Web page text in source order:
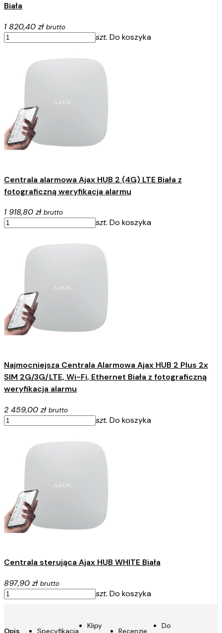
Biała
1 820,40 zł brutto
szt. Do koszyka
Centrala alarmowa Ajax HUB 2 (4G) LTE Biała z
fotograficzną weryfikacja alarmu
1 918,80 zł brutto
szt. Do koszyka
Najmocniejsza Centrala Alarmowa Ajax HUB 2 Plus 2x
SIM 2G/3G/LTE, Wi-Fi, Ethernet Biała z fotograficzną
weryfikacja alarmu
2 459,00 zł brutto
szt. Do koszyka
Centrala sterująca Ajax HUB WHITE Biała
897,90 zł brutto
szt. Do koszyka
Opis
Do
Specyfikacja
Klipy
Recenzje